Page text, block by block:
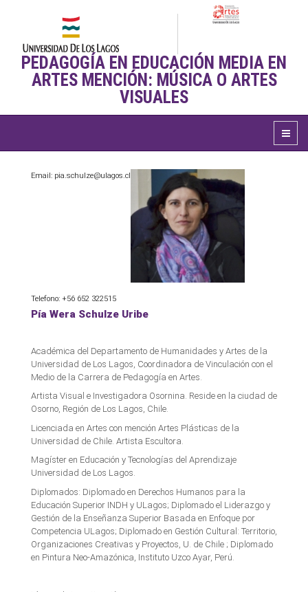
PEDAGOGÍA EN EDUCACIÓN MEDIA EN
ARTES MENCIÓN: MÚSICA O ARTES
VISUALES
Email: pia.schulze@ulagos.cl
Telefono: +56 652 322515
Pía Wera Schulze Uribe
Académica del Departamento de Humanidades y Artes de la
Universidad de Los Lagos, Coordinadora de Vinculación con el
Medio de la Carrera de Pedagogía en Artes.
Artista Visual e Investigadora Osornina. Reside en la ciudad de
Osorno, Región de Los Lagos, Chile.
Licenciada en Artes con mención Artes Plásticas de la
Universidad de Chile. Artista Escultora.
Magíster en Educación y Tecnologías del Aprendizaje
Universidad de Los Lagos.
Diplomados: Diplomado en Derechos Humanos para la
Educación Superior INDH y ULagos; Diplomado el Liderazgo y
Gestión de la Enseñanza Superior Basada en Enfoque por
Competencia ULagos; Diplomado en Gestión Cultural: Territorio,
Organizaciones Creativas y Proyectos, U. de Chile ; Diplomado
en Pintura Neo-Amazónica, Instituto Uzco Ayar, Perú.